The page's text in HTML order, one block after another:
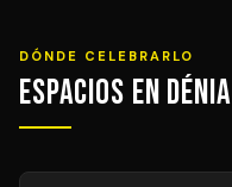
DÓNDE CELEBRARLO
Espacios en Dénia